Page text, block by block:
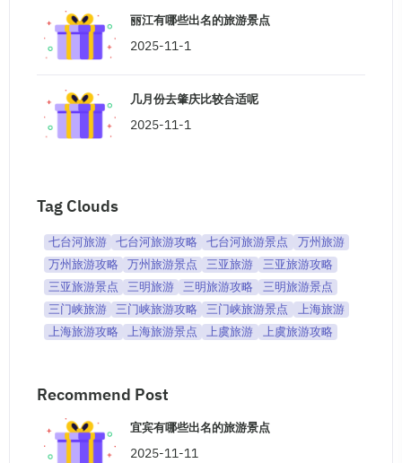
丽江有哪些出名的旅游景点
2025-11-1
几月份去肇庆比较合适呢
2025-11-1
Tag Clouds
七台河旅游 七台河旅游攻略 七台河旅游景点
万州旅游
万州旅游攻略
万州旅游景点 三亚旅游
三亚旅游攻略
三亚旅游景点
三明旅游 三明旅游攻略
三明旅游景点
三门峡旅游
三门峡旅游攻略 三门峡旅游景点
上海旅游
上海旅游攻略
上海旅游景点 上虞旅游 上虞旅游攻略
Recommend Post
宜宾有哪些出名的旅游景点
2025-11-11